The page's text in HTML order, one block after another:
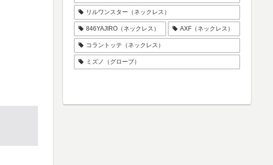
リルワンスター（ネックレス）
846YAJIRO（ネックレス） AXF（ネックレス）
コラントッテ（ネックレス）
ミズノ（グローブ）